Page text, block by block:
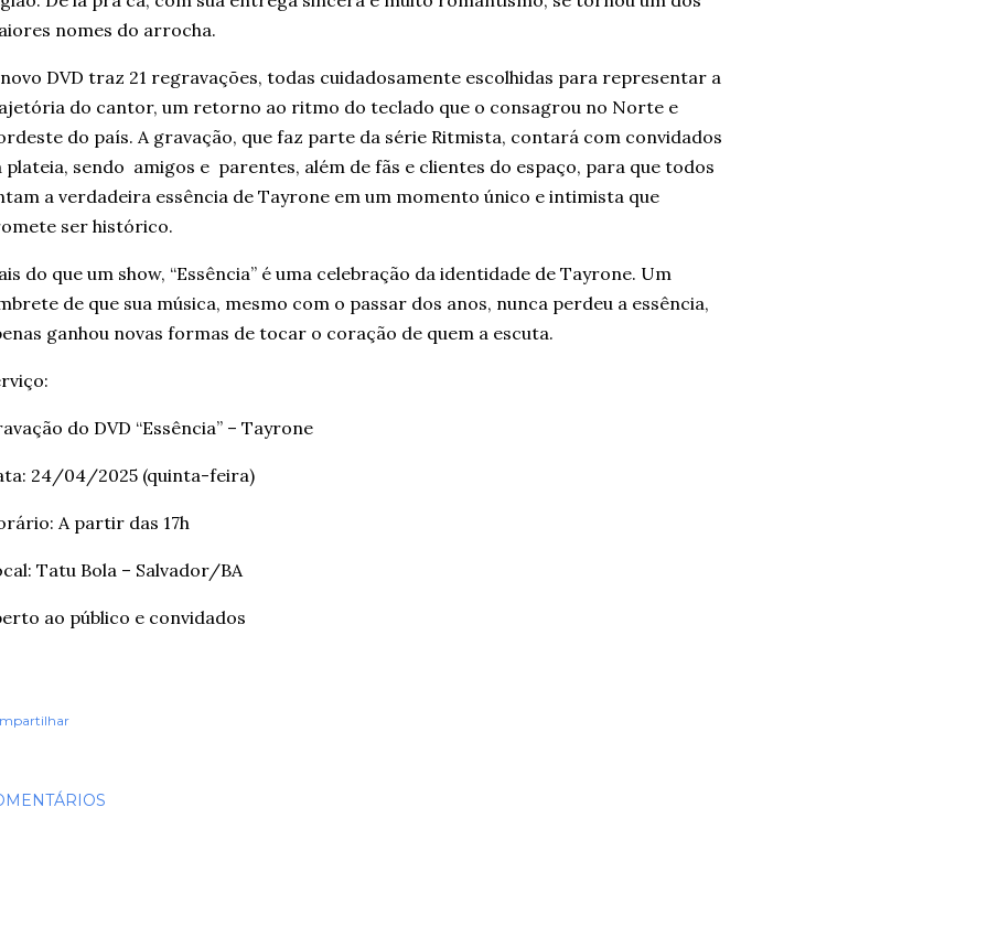
nomes do arrocha.
DVD traz 21 regravações, todas cuidadosamente escolhidas para representar a
do cantor, um retorno ao ritmo do teclado que o consagrou no Norte e
do país. A gravação, que faz parte da série Ritmista, contará com convidados
plateia, sendo amigos e parentes, além de fãs e clientes do espaço, para que todos
a verdadeira essência de Tayrone em um momento único e intimista que
ser histórico.
do que um show, “Essência” é uma celebração da identidade de Tayrone. Um
de que sua música, mesmo com o passar dos anos, nunca perdeu a essência,
ganhou novas formas de tocar o coração de quem a escuta.
do DVD “Essência” – Tayrone
24/04/2025 (quinta-feira)
A partir das 17h
Tatu Bola – Salvador/BA
ao público e convidados